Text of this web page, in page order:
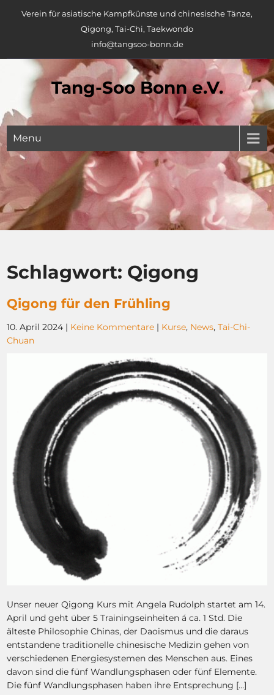
Verein für asiatische Kampfkünste und chinesische Tänze,
Qigong, Tai-Chi, Taekwondo
info@tangsoo-bonn.de
Tang-Soo Bonn e.V.
Menu
Schlagwort: Qigong
Qigong für den Frühling
10. April 2024 | Keine Kommentare | Kurse, News,Tai-Chi-
Chuan
Unser neuer Qigong Kurs mit Angela Rudolph startet am 14.
April und geht über 5 Trainingseinheiten á ca. 1 Std. Die
älteste Philosophie Chinas, der Daoismus und die daraus
entstandene traditionelle chinesische Medizin gehen von
verschiedenen Energiesystemen des Menschen aus. Eines
davon sind die fünf Wandlungsphasen oder fünf Elemente.
Die fünf Wandlungsphasen haben ihre Entsprechung […]